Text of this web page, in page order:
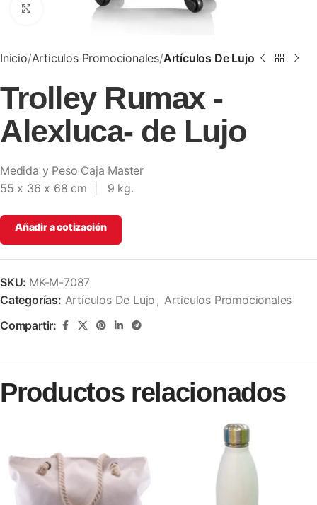
Clic para ampliar
Inicio Articulos Promocionales Artículos De Lujo
Trolley Rumax -
Alexluca- de Lujo
Medida y Peso Caja Master
55 x 36 x 68 cm | 9 kg.
Añadir a cotización
SKU: MK-M-7087
Categorías: Artículos De Lujo , Articulos Promocionales
Compartir:
Productos relacionados